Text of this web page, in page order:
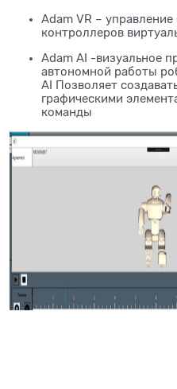
Adam VR –
контроллеров
Adam AI -визуальное
автономной работы
AI Позволяет
графическими
команды